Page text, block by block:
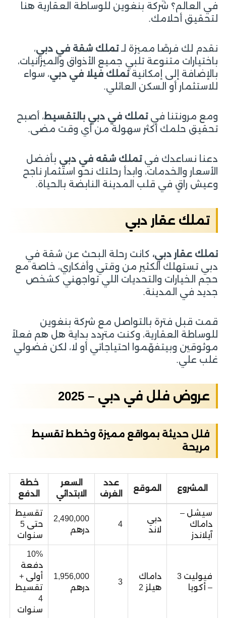
في العالم؟ شركة بنغوين للوساطة العقارية هنا
لتحقيق أحلامك.
نقدم لك فرصًا مميزة لـتملك شقة في دبي،
باختيارات متنوعة تلبي جميع الأذواق والميزانيات،
بالإضافة إلى إمكانيةتملك فيلا في دبي، سواء
للاستثمار أو السكن العائلي.
ومع مرونتنا فيتملك في دبي بالتقسيط، أصبح
تحقيق حلمك أكثر سهولة من أي وقت مضى.
دعنا نساعدك فيتملك شقه في دبي بأفضل
الأسعار والخدمات، وابدأ رحلتك نحو استثمار ناجح
وعيش راقٍ في قلب المدينة النابضة بالحياة.
تملك عقار دبي
تملك عقار دبي، كانت رحلة البحث عن شقة في
دبي تستهلك الكثير من وقتي وأفكاري، خاصة مع
حجم الخيارات والتحديات اللي تواجهني كشخص
جديد في المدينة.
قمت قبل فترة بالتواصل مع شركة بنغوين
للوساطة العقارية، وكنت متردد بداية هل هم فعلاً
موثوقين وبيتفهّموا احتياجاتي أو لا، لكن فضولي
غلب علي.
عروض فلل في دبي – 2025
فلل حديثة بمواقع مميزة وخطط تقسيط
مريحة
المشروع الموقع
عدد
الغرف
السعر
الابتدائي
خطة
الدفع
سيشل –
داماك
آيلاندز
دبي
لاند
4
2,490,000
درهم
تقسيط
حتى 5
سنوات
فيوليت 3
– أكويا
داماك
هيلز 2
3
1,956,000
درهم
10%
دفعة
أولى +
تقسيط
4
سنوات